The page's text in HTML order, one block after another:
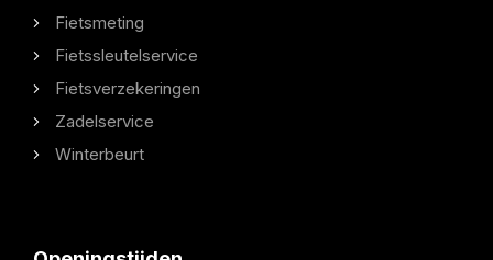
Fietsmeting
Fietssleutelservice
Fietsverzekeringen
Zadelservice
Winterbeurt